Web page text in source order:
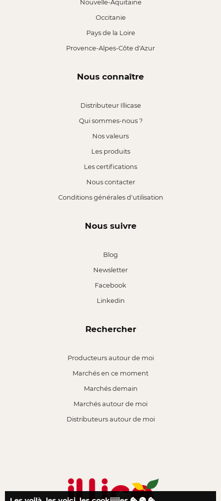
Nouvelle-Aquitaine
Occitanie
Pays de la Loire
Provence-Alpes-Côte d'Azur
Nous connaître
Distributeur Illicase
Qui sommes-nous ?
Nos valeurs
Les produits
Les certifications
Nous contacter
Conditions générales d'utilisation
Nous suivre
Blog
Newsletter
Facebook
Linkedin
Rechercher
Producteurs autour de moi
Marchés en ce moment
Marchés demain
Marchés autour de moi
Distributeurs autour de moi